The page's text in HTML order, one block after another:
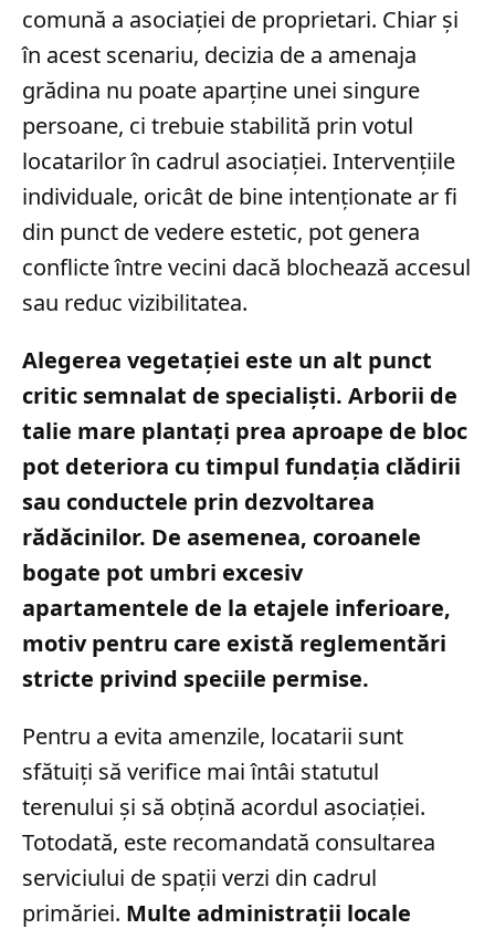
comună a asociației de proprietari. Chiar și
în acest scenariu, decizia de a amenaja
grădina nu poate aparține unei singure
persoane, ci trebuie stabilită prin votul
locatarilor în cadrul asociației. Intervențiile
individuale, oricât de bine intenționate ar fi
din punct de vedere estetic, pot genera
conflicte între vecini dacă blochează accesul
sau reduc vizibilitatea.
Alegerea vegetației este un alt punct
critic semnalat de specialiști. Arborii de
talie mare plantați prea aproape de bloc
pot deteriora cu timpul fundația clădirii
sau conductele prin dezvoltarea
rădăcinilor. De asemenea, coroanele
bogate pot umbri excesiv
apartamentele de la etajele inferioare,
motiv pentru care există reglementări
stricte privind speciile permise.
Pentru a evita amenzile, locatarii sunt
sfătuiți să verifice mai întâi statutul
terenului și să obțină acordul asociației.
Totodată, este recomandată consultarea
serviciului de spații verzi din cadrul
primăriei. Multe administrații locale